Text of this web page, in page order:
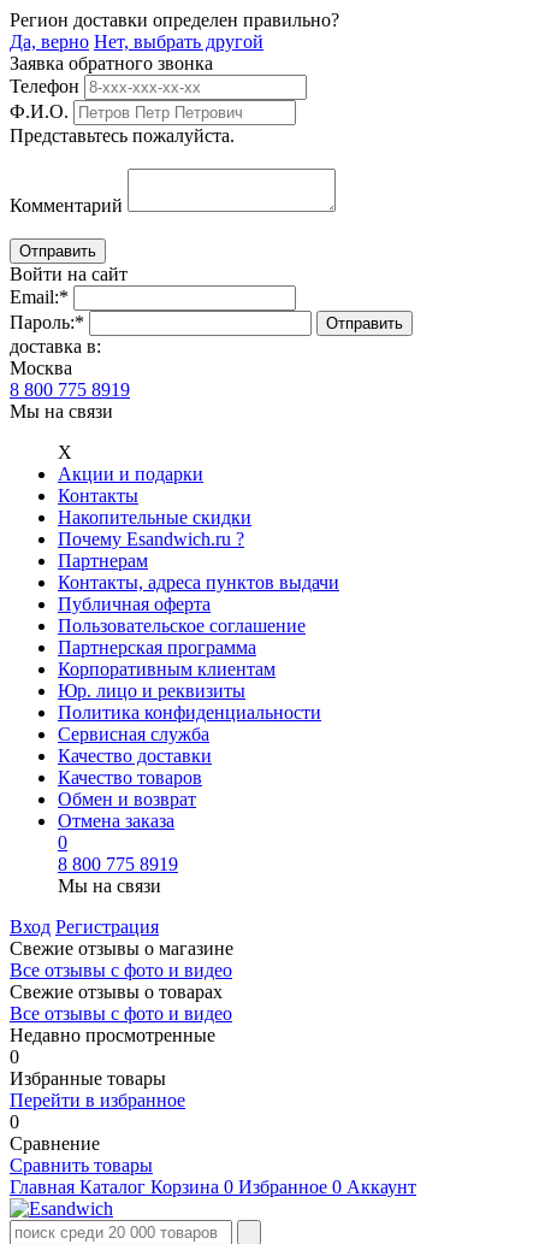
Регион доставки определен правильно?
Да, верно Нет, выбрать другой
Заявка обратного звонка
Телефон
Ф.И.О.
Представьтесь пожалуйста.
Комментарий
Войти на сайт
Email:*
Пароль:*
доставка в:
Москва
8 800 775 8919
Мы на связи
Х
Акции и подарки
Контакты
Накопительные скидки
Почему Esandwich.ru ?
Партнерам
Контакты, адреса пунктов выдачи
Публичная оферта
Пользовательское соглашение
Партнерская программа
Корпоративным клиентам
Юр. лицо и реквизиты
Политика конфиденциальности
Сервисная служба
Качество доставки
Качество товаров
Обмен и возврат
Отмена заказа
0
8 800 775 8919
Мы на связи
Вход Регистрация
Свежие отзывы о магазине
Все отзывы с фото и видео
Свежие отзывы о товарах
Все отзывы c фото и видео
Недавно просмотренные
0
Избранные товары
Перейти в избранное
0
Сравнение
Сравнить товары
Главная Каталог Корзина 0 Избранное 0 Аккаунт